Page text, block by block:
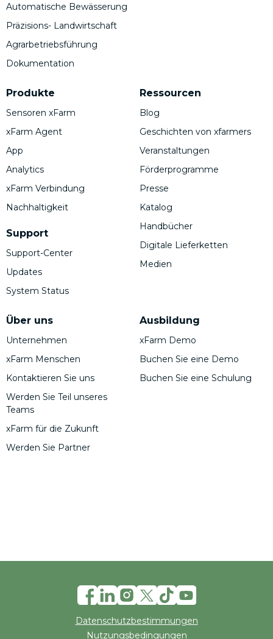
Automatische Bewässerung
Präzisions- Landwirtschaft
Agrarbetriebsführung
Dokumentation
Produkte
Sensoren xFarm
xFarm Agent
App
Analytics
xFarm Verbindung
Nachhaltigkeit
Support
Support-Center
Updates
System Status
Über uns
Unternehmen
xFarm Menschen
Kontaktieren Sie uns
Werden Sie Teil unseres
Teams
xFarm für die Zukunft
Werden Sie Partner
Ressourcen
Blog
Geschichten von xfarmers
Veranstaltungen
Förderprogramme
Presse
Katalog
Handbücher
Digitale Lieferketten
Medien
Ausbildung
xFarm Demo
Buchen Sie eine Demo
Buchen Sie eine Schulung
Datenschutzbestimmungen
Nutzungsbedingungen